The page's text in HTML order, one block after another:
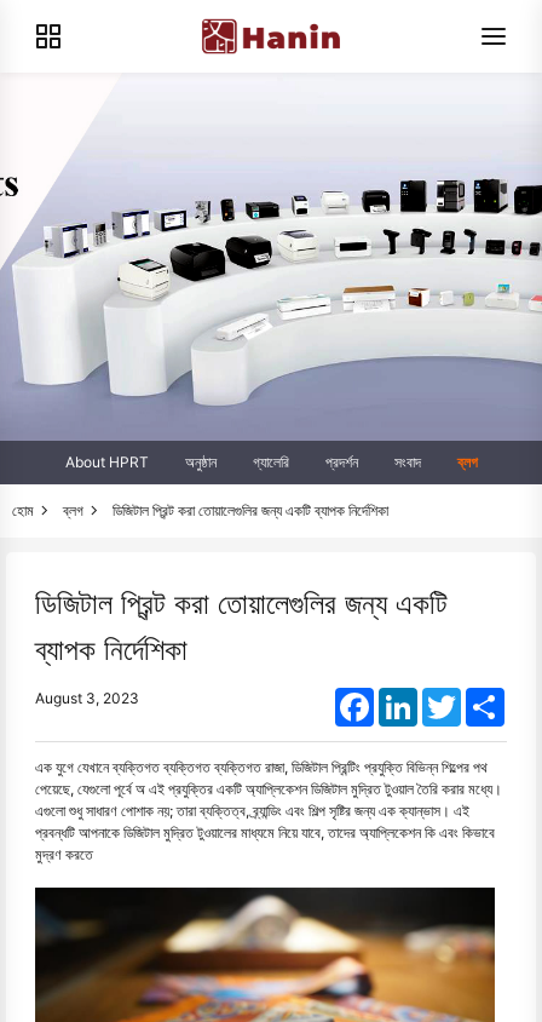
About HPRT অনুষ্ঠান গ্যালেরি প্রদর্শন সংবাদ ব্লগ
হোম ব্লগ ডিজিটাল প্রিন্ট করা তোয়ালেগুলির জন্য একটি ব্যাপক নির্দেশিকা
ডিজিটাল প্রিন্ট করা তোয়ালেগুলির জন্য একটি
ব্যাপক নির্দেশিকা
August 3, 2023 FacebookLinkedInTwitter
এক যুগে যেখানে ব্যক্তিগত ব্যক্তিগত ব্যক্তিগত রাজা, ডিজিটাল প্রিন্টিং প্রযুক্তি বিভিন্ন শিল্পের পথ
পেয়েছে, যেগুলো পূর্বে অ এই প্রযুক্তির একটি অ্যাপ্লিকেশন ডিজিটাল মুদ্রিত টুওয়াল তৈরি করার মধ্যে।
এগুলো শুধু সাধারণ পোশাক নয়; তারা ব্যক্তিত্ব, ব্র্যান্ডিং এবং শিল্প সৃষ্টির জন্য এক ক্যান্ভাস। এই
প্রবন্ধটি আপনাকে ডিজিটাল মুদ্রিত টুওয়ালের মাধ্যমে নিয়ে যাবে, তাদের অ্যাপ্লিকেশন কি এবং কিভাবে
মুদ্রণ করতে